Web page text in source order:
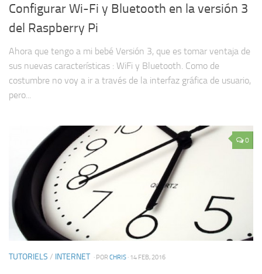
Configurar Wi-Fi y Bluetooth en la versión 3
del Raspberry Pi
Ahora que tengo a mi bebé Versión 3, que es tomar ventaja de
sus nuevas características : WiFi y Bluetooth. Como de
costumbre no voy a ir a través de la interfaz gráfica de usuario,
pero...
0
TUTORIELS / INTERNET · POR CHRIS · 14 FEB, 2016